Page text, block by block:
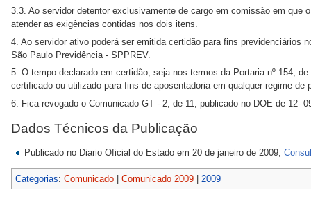
3.3. Ao servidor detentor exclusivamente de cargo em comissão em
atender as exigências contidas nos dois itens.
4. Ao servidor ativo poderá ser emitida certidão para fins previdenciários
São Paulo Previdência - SPPREV.
5. O tempo declarado em certidão, seja nos termos da Portaria nº 154,
certificado ou utilizado para fins de aposentadoria em qualquer regime
6. Fica revogado o Comunicado GT - 2, de 11, publicado no DOE de 12-
Dados Técnicos da Publicação
Publicado no Diario Oficial do Estado em 20 de janeiro de 2009,
Categorias: Comunicado Comunicado 2009 2009